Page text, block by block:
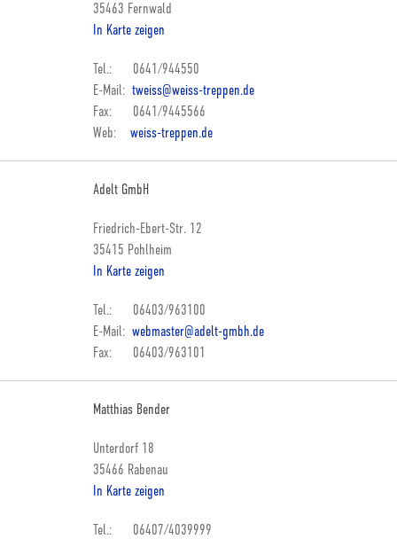
35463 Fernwald
In Karte zeigen
Tel.: 0641/944550
E-Mail: tweiss@weiss-treppen.de
Fax: 0641/9445566
Web: weiss-treppen.de
Adelt GmbH
Friedrich-Ebert-Str. 12
35415 Pohlheim
In Karte zeigen
Tel.: 06403/963100
E-Mail: webmaster@adelt-gmbh.de
Fax: 06403/963101
Matthias Bender
Unterdorf 18
35466 Rabenau
In Karte zeigen
Tel.: 06407/4039999